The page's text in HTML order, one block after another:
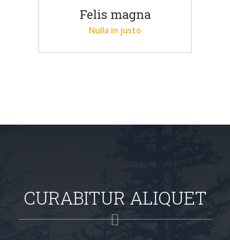
Felis magna
Nulla in justo
CURABITUR ALIQUET